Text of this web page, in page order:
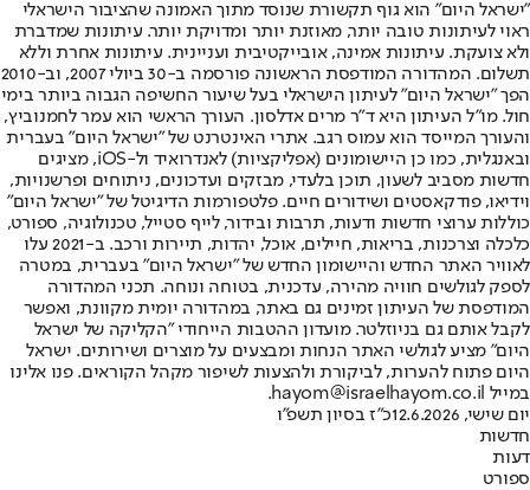
"ישראל היום" הוא גוף תקשורת שנוסד מתוך האמונה שהציבור הישראלי
ראוי לעיתונות טובה יותר, מאוזנת יותר ומדויקת יותר. עיתונות שמדברת
ולא צועקת. עיתונות אמינה, אובייקטיבית ועניינית. עיתונות אחרת וללא
תשלום. המהדורה המודפסת הראשונה פורסמה ב-30 ביולי 2007, וב-2010
הפך "ישראל היום" לעיתון הישראלי בעל שיעור החשיפה הגבוה ביותר בימי
חול. מו"ל העיתון היא ד"ר מרים אדלסון. העורך הראשי הוא עמר לחמנוביץ,
והעורך המייסד הוא עמוס רגב. אתרי האינטרנט של "ישראל היום" בעברית
ובאנגלית, כמו כן היישומונים (אפליקציות) לאנדרואיד ול-iOS, מציגים
חדשות מסביב לשעון, תוכן בלעדי, מבזקים ועדכונים, ניתוחים ופרשנויות,
וידיאו, פודקאסטים ושידורים חיים. פלטפורמות הדיגיטל של "ישראל היום"
כוללות ערוצי חדשות ודעות, תרבות ובידור, לייף סטייל, טכנולוגיה, ספורט,
כלכלה וצרכנות, בריאות, חיילים, אוכל, יהדות, תיירות ורכב. ב-2021 עלו
לאוויר האתר החדש והיישומון החדש של "ישראל היום" בעברית, במטרה
לספק לגולשים חוויה מהירה, עדכנית, בטוחה ונוחה. תכני המהדורה
המודפסת של העיתון זמינים גם באתר, במהדורה יומית מקוונת, ואפשר
לקבל אותם גם בניוזלטר. מועדון ההטבות הייחודי "הקליקה של ישראל
היום" מציע לגולשי האתר הנחות ומבצעים על מוצרים ושירותים. ישראל
היום פתוח להערות, לביקורת ולהצעות לשיפור מקהל הקוראים. פנו אלינו
במייל hayom@israelhayom.co.il.
יום שישי, 12.6.2026
כ"ז בסיון תשפ"ו
חדשות
דעות
ספורט